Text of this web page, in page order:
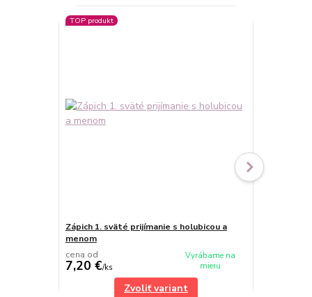
TOP produkt
Zápich 1. sväté prijímanie s holubicou a
menom
cena od
7,20 €/ks
Vyrábame na
mieru
Zvoliť variant